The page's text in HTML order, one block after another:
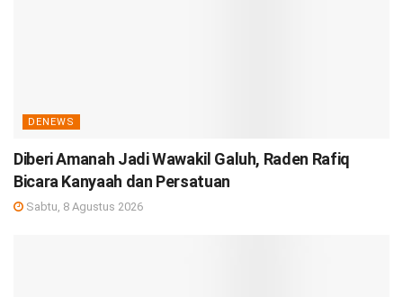
DENEWS
Diberi Amanah Jadi Wawakil Galuh, Raden Rafiq
Bicara Kanyaah dan Persatuan
Sabtu, 8 Agustus 2026